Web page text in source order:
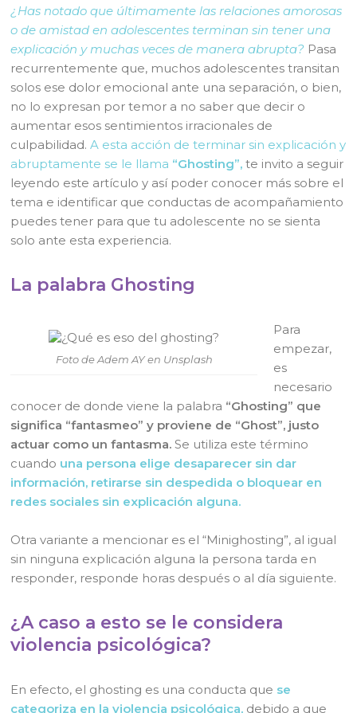
¿Has notado que últimamente las relaciones amorosas
o de amistad en adolescentes terminan sin tener una
explicación y muchas veces de manera abrupta? Pasa
recurrentemente que, muchos adolescentes transitan
solos ese dolor emocional ante una separación, o bien,
no lo expresan por temor a no saber que decir o
aumentar esos sentimientos irracionales de
culpabilidad. A esta acción de terminar sin explicación y
abruptamente se le llama “Ghosting”, te invito a seguir
leyendo este artículo y así poder conocer más sobre el
tema e identificar que conductas de acompañamiento
puedes tener para que tu adolescente no se sienta
solo ante esta experiencia.
La palabra Ghosting
Foto de Adem AY en Unsplash
Para
empezar,
es
necesario
conocer de donde viene la palabra “Ghosting” que
significa “fantasmeo” y proviene de “Ghost”, justo
actuar como un fantasma. Se utiliza este término
cuando una persona elige desaparecer sin dar
información, retirarse sin despedida o bloquear en
redes sociales sin explicación alguna.
Otra variante a mencionar es el “Minighosting”, al igual
sin ninguna explicación alguna la persona tarda en
responder, responde horas después o al día siguiente.
¿A caso a esto se le considera
violencia psicológica?
En efecto, el ghosting es una conducta que se
categoriza en la violencia psicológica, debido a que